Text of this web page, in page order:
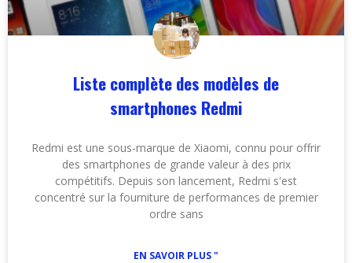
Liste complète des modèles de
smartphones Redmi
Redmi est une sous-marque de Xiaomi, connu pour offrir
des smartphones de grande valeur à des prix
compétitifs. Depuis son lancement, Redmi s'est
concentré sur la fourniture de performances de premier
ordre sans
EN SAVOIR PLUS "